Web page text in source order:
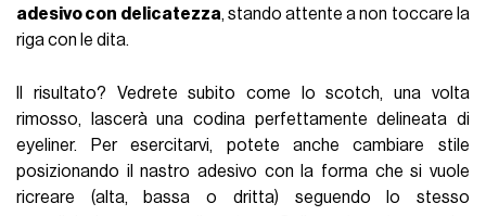
adesivo con delicatezza, stando attente a non toccare la
riga con le dita.
Il risultato? Vedrete subito come lo scotch, una volta
rimosso, lascerà una codina perfettamente delineata di
eyeliner. Per esercitarvi, potete anche cambiare stile
posizionando il nastro adesivo con la forma che si vuole
ricreare (alta, bassa o dritta) seguendo lo stesso